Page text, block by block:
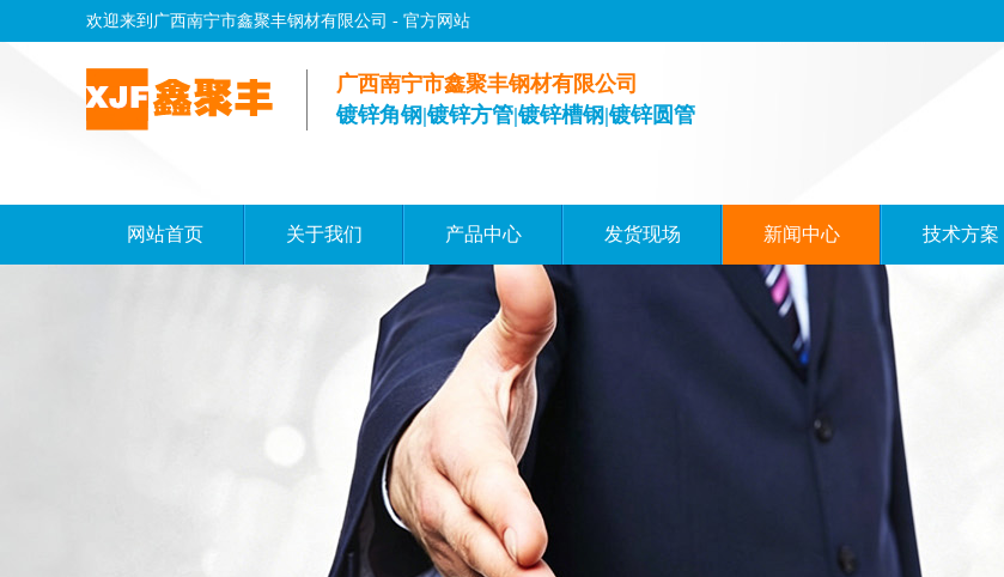
欢迎来到广西南宁市鑫聚丰钢材有限公司 - 官方网站
广西南宁市鑫聚丰钢材有限公司
镀锌角钢|镀锌方管|镀锌槽钢|镀锌圆管
网站首页 关于我们 产品中心 发货现场 新闻中心 技术方案